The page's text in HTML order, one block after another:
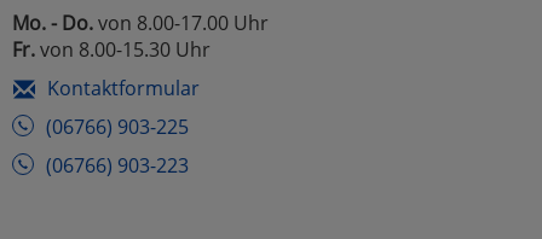
Mo. - Do.von 8.00-17.00 Uhr
Fr.von 8.00-15.30 Uhr
Kontaktformular
(06766) 903-225
(06766) 903-223